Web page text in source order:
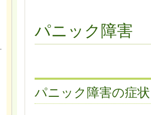
パニック障害
パニック障害の症